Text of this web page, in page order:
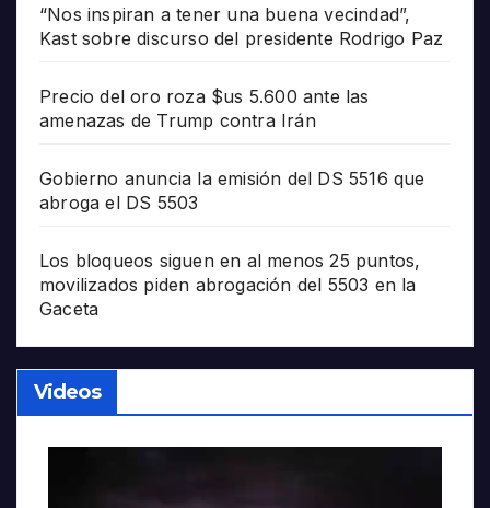
“Nos inspiran a tener una buena vecindad”,
Kast sobre discurso del presidente Rodrigo Paz
Precio del oro roza $us 5.600 ante las
amenazas de Trump contra Irán
Gobierno anuncia la emisión del DS 5516 que
abroga el DS 5503
Los bloqueos siguen en al menos 25 puntos,
movilizados piden abrogación del 5503 en la
Gaceta
Videos